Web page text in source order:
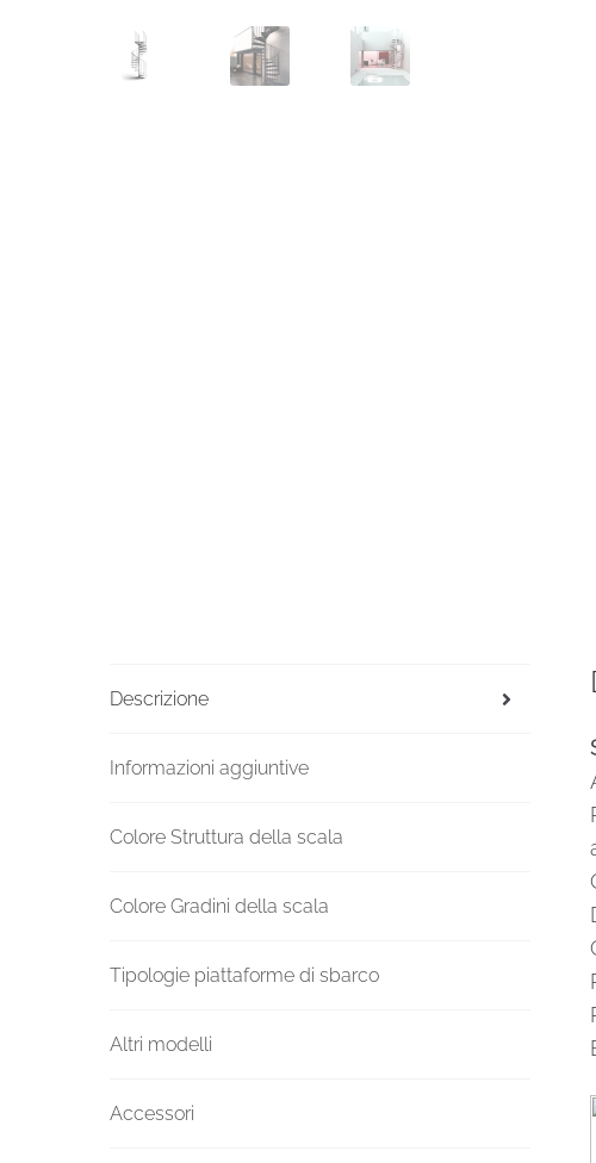
Descrizione
Informazioni aggiuntive
Colore Struttura della scala
Colore Gradini della scala
Tipologie piattaforme di sbarco
Altri modelli
Accessori